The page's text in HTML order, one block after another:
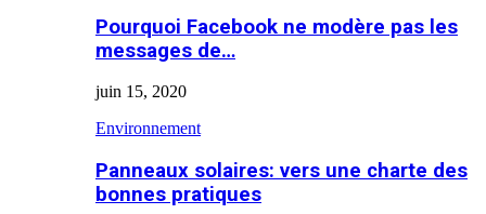
Pourquoi Facebook ne modère pas les
messages de…
juin 15, 2020
Environnement
Panneaux solaires: vers une charte des
bonnes pratiques